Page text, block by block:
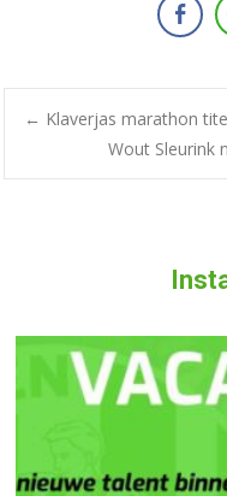
Bericht
← Klaverjas marathon
Wout Sleurink